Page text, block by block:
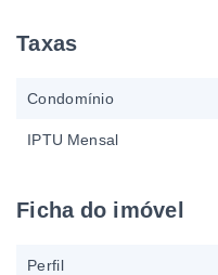
Taxas
Condomínio
IPTU Mensal
Ficha do imóvel
Perfil